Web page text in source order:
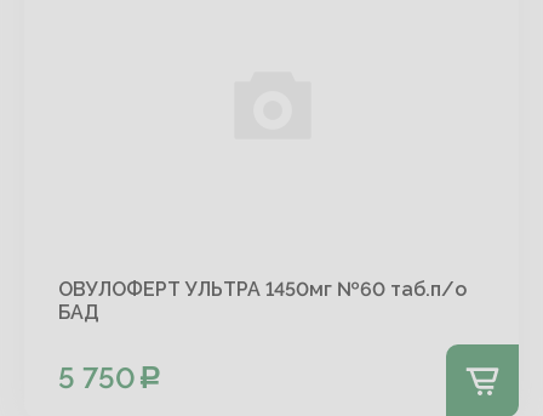
ОВУЛОФЕРТ УЛЬТРА 1450мг №60 таб.п/о
БАД
5 750